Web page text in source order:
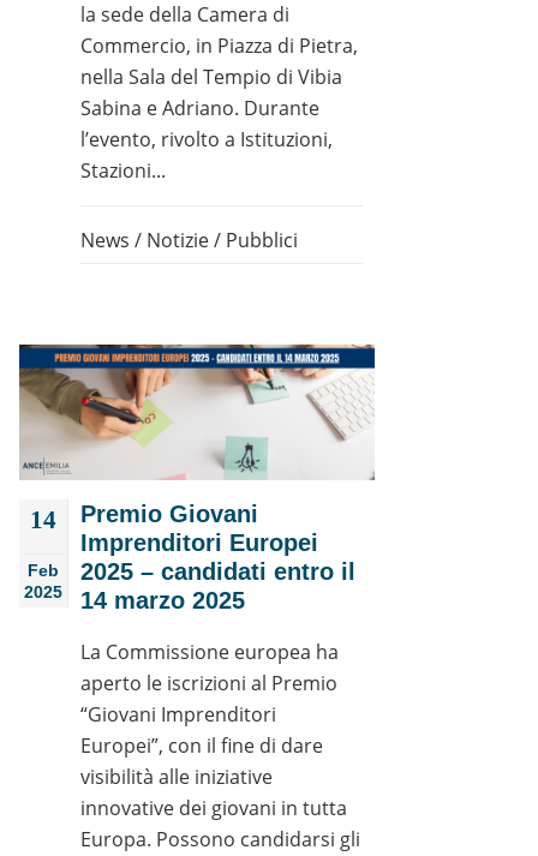
la sede della Camera di
Commercio, in Piazza di Pietra,
nella Sala del Tempio di Vibia
Sabina e Adriano. Durante
l’evento, rivolto a Istituzioni,
Stazioni...
News / Notizie/ Pubblici
14
Feb
2025
Premio Giovani
Imprenditori Europei
2025 – candidati entro il
14 marzo 2025
La Commissione europea ha
aperto le iscrizioni al Premio
“Giovani Imprenditori
Europei”, con il fine di dare
visibilità alle iniziative
innovative dei giovani in tutta
Europa. Possono candidarsi gli